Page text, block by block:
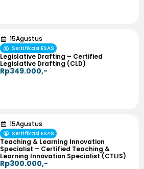
15Agustus
Sertifikasi ESAS
Legislative Drafting – Certified
Legislative Drafting (CLD)
Rp349.000,-
15Agustus
Sertifikasi ESAS
Teaching & Learning Innovation
Specialist – Certified Teaching &
Learning Innovation Specialist (CTLIS)
Rp300.000,-